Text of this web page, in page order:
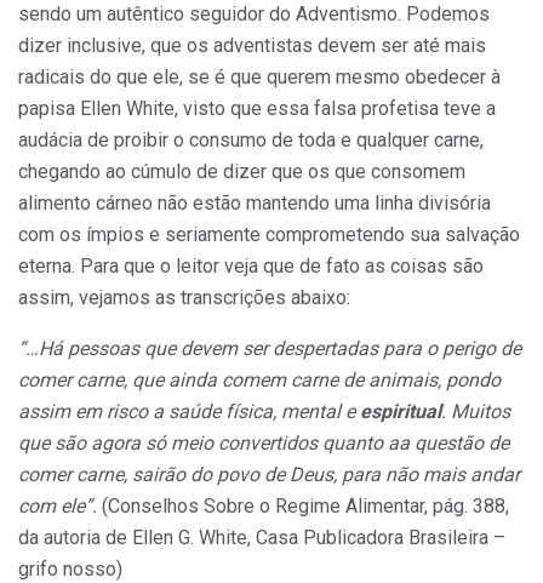
sendo um autêntico seguidor do Adventismo. Podemos
dizer inclusive, que os adventistas devem ser até mais
radicais do que ele, se é que querem mesmo obedecer à
papisa Ellen White, visto que essa falsa profetisa teve a
audácia de proibir o consumo de toda e qualquer carne,
chegando ao cúmulo de dizer que os que consomem
alimento cárneo não estão mantendo uma linha divisória
com os ímpios e seriamente comprometendo sua salvação
eterna. Para que o leitor veja que de fato as coisas são
assim, vejamos as transcrições abaixo:
“…Há pessoas que devem ser despertadas para o perigo de
comer carne, que ainda comem carne de animais, pondo
assim em risco a saúde física, mental e espiritual. Muitos
que são agora só meio convertidos quanto aa questão de
comer carne, sairão do povo de Deus, para não mais andar
com ele”. (Conselhos Sobre o Regime Alimentar, pág. 388,
da autoria de Ellen G. White, Casa Publicadora Brasileira –
grifo nosso)